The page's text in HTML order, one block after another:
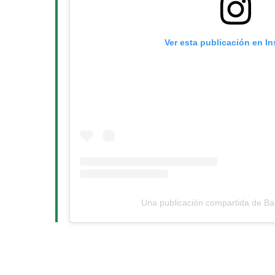
Ver esta publicación en
Una publicación compartida de